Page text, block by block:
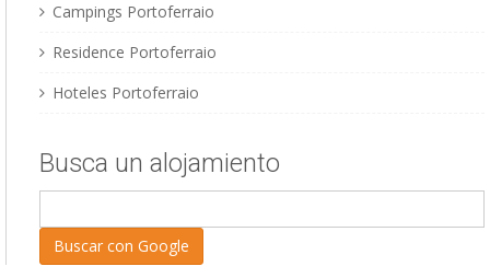
Campings Portoferraio
Residence Portoferraio
Hoteles Portoferraio
Busca un alojamiento